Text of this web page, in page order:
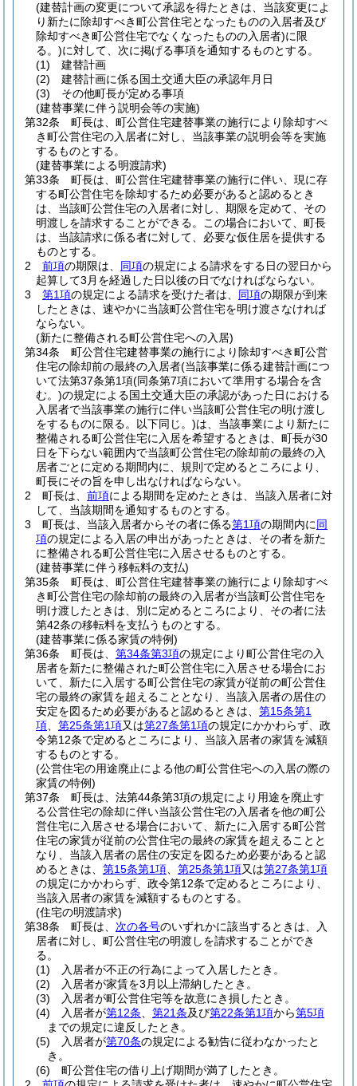
(建替計画の変更について承認を得たときは、当該変更によ
り新たに除却すべき町公営住宅となったものの入居者及び
除却すべき町公営住宅でなくなったものの入居者)に限
る。)に対して、次に掲げる事項を通知するものとする。
(1)
建替計画
(2)
建替計画に係る国土交通大臣の承認年月日
(3)
その他町長が定める事項
(建替事業に伴う説明会等の実施)
第32条
町長は、町公営住宅建替事業の施行により除却すべ
き町公営住宅の入居者に対し、当該事業の説明会等を実施
するものとする。
(建替事業による明渡請求)
第33条
町長は、町公営住宅建替事業の施行に伴い、現に存
する町公営住宅を除却するため必要があると認めるとき
は、当該町公営住宅の入居者に対し、期限を定めて、その
明渡しを請求することができる。
この場合において、町長
は、当該請求に係る者に対して、必要な仮住居を提供する
ものとする。
2
前項の期限は、 同項の規定による請求をする日の翌日から
起算して3月を経過した日以後の日でなければならない。
3
第1項の規定による請求を受けた者は、 同項の期限が到来
したときは、速やかに当該町公営住宅を明け渡さなければ
ならない。
(新たに整備される町公営住宅への入居)
第34条
町公営住宅建替事業の施行により除却すべき町公営
住宅の除却前の最終の入居者(当該事業に係る建替計画につ
いて法第37条第1項(同条第7項において準用する場合を含
む。)の規定による国土交通大臣の承認があった日における
入居者で当該事業の施行に伴い当該町公営住宅の明け渡し
をするものに限る。以下同じ。)は、当該事業により新たに
整備される町公営住宅に入居を希望するときは、町長が30
日を下らない範囲内で当該町公営住宅の除却前の最終の入
居者ごとに定める期間内に、規則で定めるところにより、
町長にその旨を申し出なければならない。
2
町長は、 前項による期間を定めたときは、当該入居者に対
して、当該期間を通知するものとする。
3
町長は、当該入居者からその者に係る第1項の期間内に同
項の規定による入居の申出があったときは、その者を新た
に整備される町公営住宅に入居させるものとする。
(建替事業に伴う移転料の支払)
第35条
町長は、町公営住宅建替事業の施行により除却すべ
き町公営住宅の除却前の最終の入居者が当該町公営住宅を
明け渡したときは、別に定めるところにより、その者に法
第42条の移転料を支払うものとする。
(建替事業に係る家賃の特例)
第36条
町長は、 第34条第3項の規定により町公営住宅の入
居者を新たに整備された町公営住宅に入居させる場合にお
いて、新たに入居する町公営住宅の家賃が従前の町公営住
宅の最終の家賃を超えることとなり、当該入居者の居住の
安定を図るため必要があると認めるときは、 第15条第1
項
第25条第1項又は第27条第1項の規定にかかわらず、政
令第12条で定めるところにより、当該入居者の家賃を減額
するものとする。
(公営住宅の用途廃止による他の町公営住宅への入居の際の
家賃の特例)
第37条
町長は、法第44条第3項の規定により用途を廃止す
る公営住宅の除却に伴い当該公営住宅の入居者を他の町公
営住宅に入居させる場合において、新たに入居する町公営
住宅の家賃が従前の公営住宅の最終の家賃を超えることと
なり、当該入居者の居住の安定を図るため必要があると認
めるときは、 第15条第1項 第25条第1項又は第27条第1項
の規定にかかわらず、政令第12条で定めるところにより、
当該入居者の家賃を減額するものとする。
(住宅の明渡請求)
第38条
町長は、 次の各号のいずれかに該当するときは、入
居者に対し、町公営住宅の明渡しを請求することができ
る。
(1)
入居者が不正の行為によって入居したとき。
(2)
入居者が家賃を3月以上滞納したとき。
(3)
入居者が町公営住宅等を故意にき損したとき。
(4)
入居者が第12条 第21条及び第22条第1項から第5項
までの規定に違反したとき。
(5)
入居者が第70条の規定による勧告に従わなかったと
き。
(6)
町公営住宅の借り上げ期間が満了したとき。